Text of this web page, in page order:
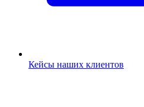
Кейсы наших клиентов